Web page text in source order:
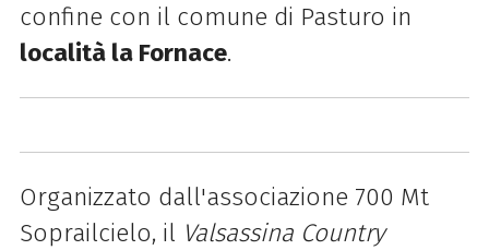
confine con il comune di Pasturo in
località la Fornace.
Organizzato dall'associazione 700 Mt
Soprailcielo, il Valsassina Country